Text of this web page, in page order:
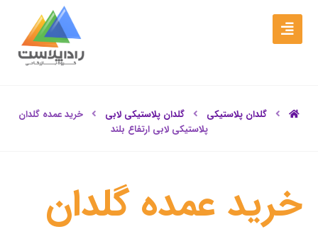
گلدان پلاستیکی گلدان پلاستیکی لابی
خرید عمده گلدان
پلاستیکی لابی ارتفاع بلند
خرید عمده گلدان